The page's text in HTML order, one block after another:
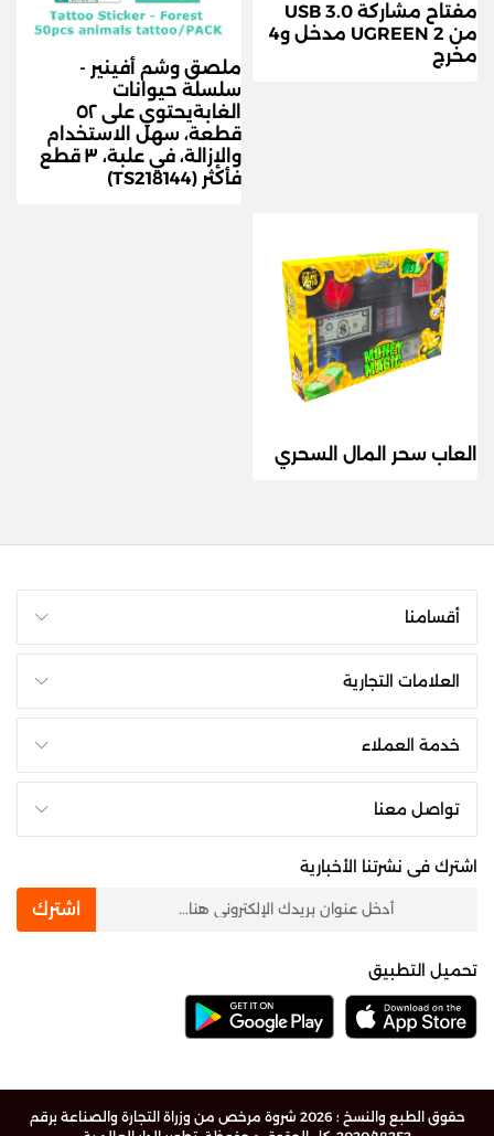
مفتاح مشاركة USB 3.0
من UGREEN 2 مدخل و4
مخرج
ملصق وشم أفينير -
سلسلة حيوانات
الغابةيحتوي على ٥٢
قطعة، سهل الاستخدام
والإزالة، في علبة، ٣ قطع
فأكثر (TS218144)
العاب سحر المال السحري
أقسامنا
العلامات التجارية
خدمة العملاء
تواصل معنا
اشترك فى نشرتنا الأخبارية
اشترك
تحميل التطبيق
حقوق الطبع والنسخ ؛ 2026 شروة مرخص من وزراة التجارة والصناعة برقم